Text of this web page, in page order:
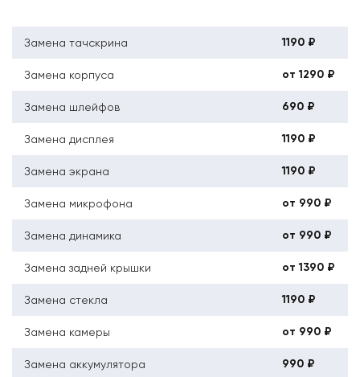
Замена тачскрина 1190 ₽
Замена корпуса от 1290 ₽
Замена шлейфов 690 ₽
Замена дисплея 1190 ₽
Замена экрана 1190 ₽
Замена микрофона от 990 ₽
Замена динамика от 990 ₽
Замена задней крышки от 1390 ₽
Замена стекла 1190 ₽
Замена камеры от 990 ₽
Замена аккумулятора 990 ₽